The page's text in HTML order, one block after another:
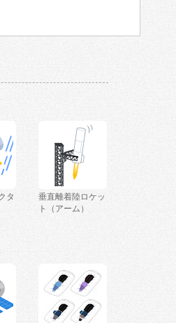
タ
垂直離着陸ロケッ
ト（アーム）